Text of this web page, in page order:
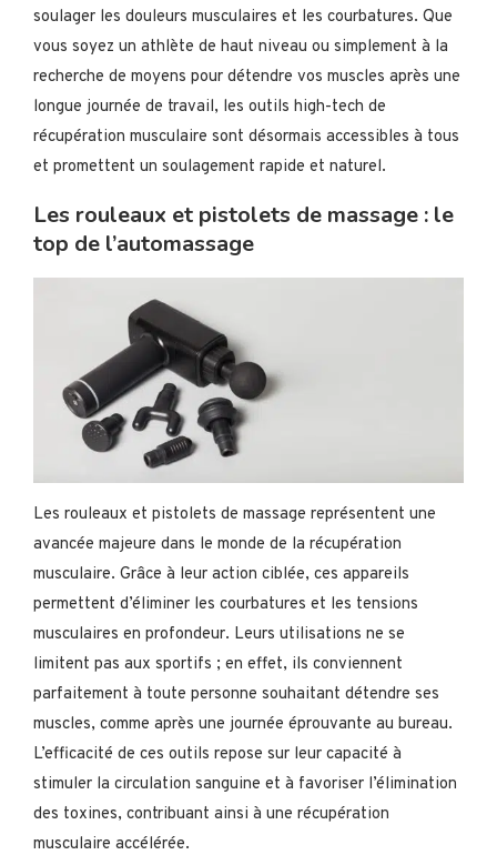
soulager les douleurs musculaires et les courbatures. Que
vous soyez un athlète de haut niveau ou simplement à la
recherche de moyens pour détendre vos muscles après une
longue journée de travail, les outils high-tech de
récupération musculaire sont désormais accessibles à tous
et promettent un soulagement rapide et naturel.
Les rouleaux et pistolets de massage : le
top de l’automassage
Les rouleaux et pistolets de massage représentent une
avancée majeure dans le monde de la récupération
musculaire. Grâce à leur action ciblée, ces appareils
permettent d’éliminer les courbatures et les tensions
musculaires en profondeur. Leurs utilisations ne se
limitent pas aux sportifs ; en effet, ils conviennent
parfaitement à toute personne souhaitant détendre ses
muscles, comme après une journée éprouvante au bureau.
L’efficacité de ces outils repose sur leur capacité à
stimuler la circulation sanguine et à favoriser l’élimination
des toxines, contribuant ainsi à une récupération
musculaire accélérée.